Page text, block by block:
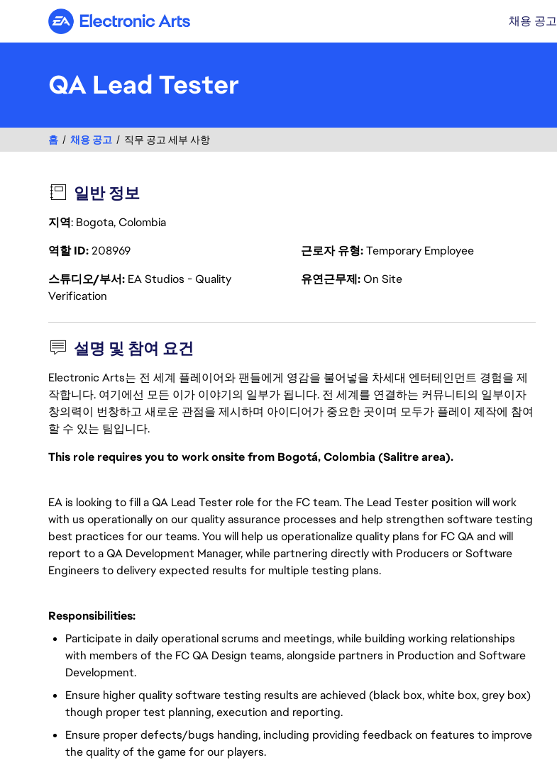
Electronic Arts 채용 공고
QA Lead Tester
홈 채용 공고 직무 공고 세부 사항
일반 정보
지역: Bogota, Colombia
역할 ID208969 근로자 유형 Temporary Employee
스튜디오/부서 EA Studios - Quality
Verification
유연근무제 On Site
설명 및 참여 요건
Electronic Arts는 전 세계 플레이어와 팬들에게 영감을 불어넣을 차세대 엔터테인먼트 경험을 제
작합니다. 여기에선 모든 이가 이야기의 일부가 됩니다. 전 세계를 연결하는 커뮤니티의 일부이자
창의력이 번창하고 새로운 관점을 제시하며 아이디어가 중요한 곳이며 모두가 플레이 제작에 참여
할 수 있는 팀입니다.
This role requires you to work onsite from Bogotá, Colombia (Salitre area).
EA is looking to fill a QA Lead Tester role for the FC team. The Lead Tester position will work
with us operationally on our quality assurance processes and help strengthen software testing
best practices for our teams. You will help us operationalize quality plans for FC QA and will
report to a QA Development Manager, while partnering directly with Producers or Software
Engineers to delivery expected results for multiple testing plans.
Responsibilities:
Participate in daily operational scrums and meetings, while building working relationships
with members of the FC QA Design teams, alongside partners in Production and Software
Development.
Ensure higher quality software testing results are achieved (black box, white box, grey box)
though proper test planning, execution and reporting.
Ensure proper defects/bugs handing, including providing feedback on features to improve
the quality of the game for our players.